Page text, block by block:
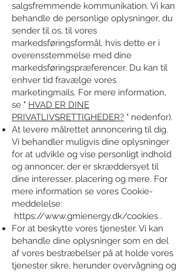
salgsfremmende kommunikation. Vi kan
behandle de personlige oplysninger, du
sender til os, til vores
markedsføringsformål, hvis dette er i
overensstemmelse med dine
markedsføringspræferencer. Du kan til
enhver tid fravælge vores
marketingmails. For mere information,
se " HVAD ER DINE
PRIVATLIVSRETTIGHEDER? " nedenfor).
At levere målrettet annoncering til dig.
Vi behandler muligvis dine oplysninger
for at udvikle og vise personligt indhold
og annoncer, der er skræddersyet til
dine interesser, placering og mere. For
mere information se vores Cookie-
meddelelse:
https://www.gmienergy.dk/cookies .
For at beskytte vores tjenester. Vi kan
behandle dine oplysninger som en del
af vores bestræbelser på at holde vores
tjenester sikre, herunder overvågning og